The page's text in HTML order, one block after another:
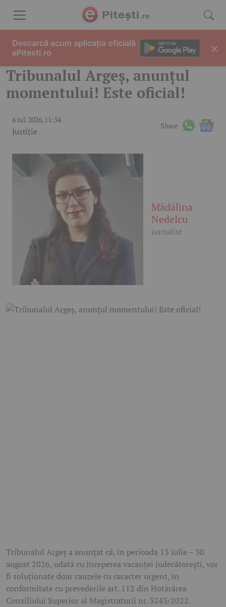
Tribunalul Argeș, anunțul
momentului! Este oficial!
6 iul. 2026, 11:34
Justiție
Share
Mădălina
Nedelcu
jurnalist
Tribunalul Argeș a anunțat că, în perioada 13 iulie – 30
august 2026, odată cu începerea vacanței judecătorești, vor
fi soluționate doar cauzele cu caracter urgent, în
conformitate cu prevederile art. 112 din Hotărârea
Consiliului Superior al Magistraturii nr. 3243/2022.
Descarcă acum aplicația oficială
ePitesti.ro
×